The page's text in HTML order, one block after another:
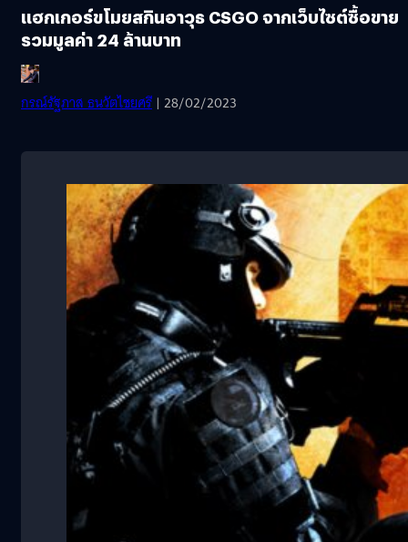
แฮกเกอร์ขโมยสกินอาวุธ CSGO จากเว็บไซต์ซื้อขาย
รวมมูลค่า 24 ล้านบาท
กรณ์รัฐภาส ธนวัตไชยศรี | 28/02/2023